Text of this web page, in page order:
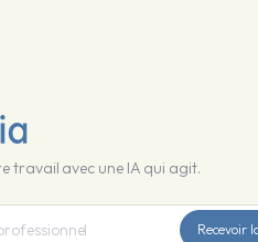
travail avec une IA qui agit.
Recevoir